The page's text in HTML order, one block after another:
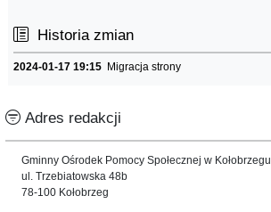
Historia zmian
2024-01-17 19:15 Migracja strony
Adres redakcji
Gminny Ośrodek Pomocy Społecznej w Kołobrzegu
ul. Trzebiatowska 48b
78-100 Kołobrzeg